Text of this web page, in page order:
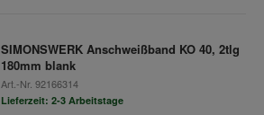
SIMONSWERK Anschweißband KO 40, 2tlg
180mm blank
Art.-Nr. 92166314
Lieferzeit: 2-3 Arbeitstage